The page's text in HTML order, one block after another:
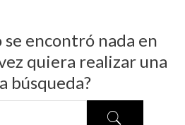
se encontró nada en
quiera realizar una
búsqueda?